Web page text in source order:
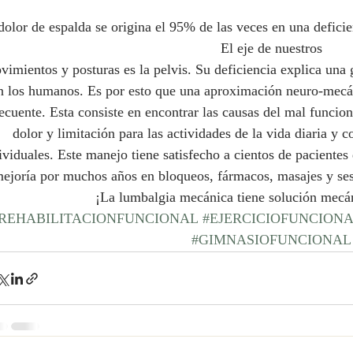
de espalda se origina el 95% de las veces en una
El eje de nuestros
y posturas es la pelvis. Su deficiencia explica
los humanos. Es por esto que una aproximación neuro-
Esta consiste en encontrar las causas del mal
dolor y limitación para las actividades de la vida diaria y
Este manejo tiene satisfecho a cientos de
por muchos años en bloqueos, fármacos, masajes y
¡La lumbalgia mecánica tiene solución
#GIMNASIOFUNCIONAL